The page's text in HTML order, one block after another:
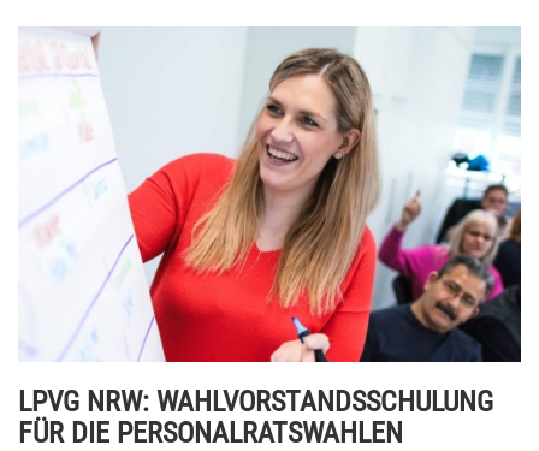
LPVG NRW: WAHLVORSTANDSSCHULUNG
FÜR DIE PERSONALRATSWAHLEN